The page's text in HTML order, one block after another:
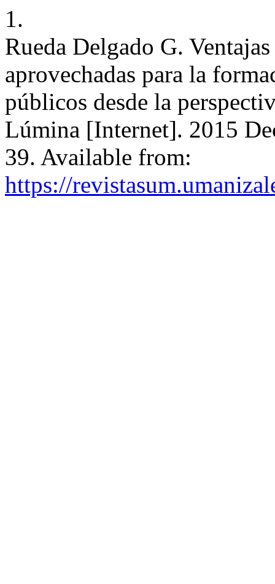
1.
Rueda Delgado G.
aprovechadas para la
públicos desde la
Lúmina [Internet]. 2015
39. Available from:
https://